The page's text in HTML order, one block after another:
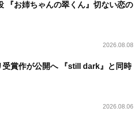
『お姉ちゃんの翠くん』切ない恋の
2026.08.08
受賞作が公開へ 『still dark』と同時
2026.08.06